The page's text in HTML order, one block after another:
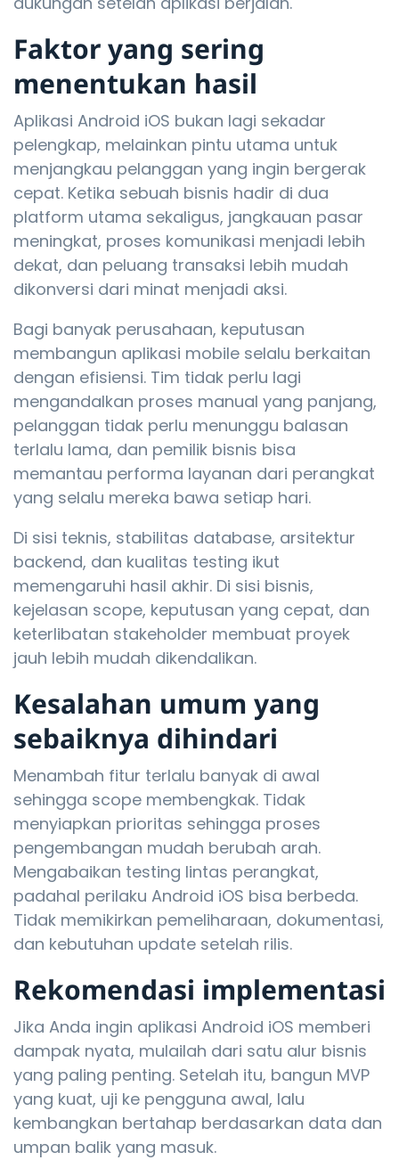
Faktor yang sering
menentukan hasil
Aplikasi Android iOS bukan lagi sekadar
pelengkap, melainkan pintu utama untuk
menjangkau pelanggan yang ingin bergerak
cepat. Ketika sebuah bisnis hadir di dua
platform utama sekaligus, jangkauan pasar
meningkat, proses komunikasi menjadi lebih
dekat, dan peluang transaksi lebih mudah
dikonversi dari minat menjadi aksi.
Bagi banyak perusahaan, keputusan
membangun aplikasi mobile selalu berkaitan
dengan efisiensi. Tim tidak perlu lagi
mengandalkan proses manual yang panjang,
pelanggan tidak perlu menunggu balasan
terlalu lama, dan pemilik bisnis bisa
memantau performa layanan dari perangkat
yang selalu mereka bawa setiap hari.
Di sisi teknis, stabilitas database, arsitektur
backend, dan kualitas testing ikut
memengaruhi hasil akhir. Di sisi bisnis,
kejelasan scope, keputusan yang cepat, dan
keterlibatan stakeholder membuat proyek
jauh lebih mudah dikendalikan.
Kesalahan umum yang
sebaiknya dihindari
Menambah fitur terlalu banyak di awal
sehingga scope membengkak. Tidak
menyiapkan prioritas sehingga proses
pengembangan mudah berubah arah.
Mengabaikan testing lintas perangkat,
padahal perilaku Android iOS bisa berbeda.
Tidak memikirkan pemeliharaan, dokumentasi,
dan kebutuhan update setelah rilis.
Rekomendasi implementasi
Jika Anda ingin aplikasi Android iOS memberi
dampak nyata, mulailah dari satu alur bisnis
yang paling penting. Setelah itu, bangun MVP
yang kuat, uji ke pengguna awal, lalu
kembangkan bertahap berdasarkan data dan
umpan balik yang masuk.